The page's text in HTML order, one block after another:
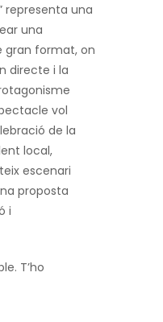
representa una
una
gran format, on
directe i la
vol
de la
local,
escenari
proposta
i
T’ho